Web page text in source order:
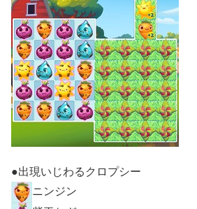
●出現いじわるクロプシー
ニンジン